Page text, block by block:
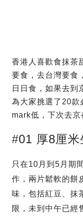
香港人喜歡食抹茶
要食，去台灣要食
日日食，如果去到
為大家挑選了20款
mark低，下次去京
#01 厚8厘米
只在10月到5月期
作，兩片鬆軟的餅
味，包括紅豆、抹
限，未到中午已經